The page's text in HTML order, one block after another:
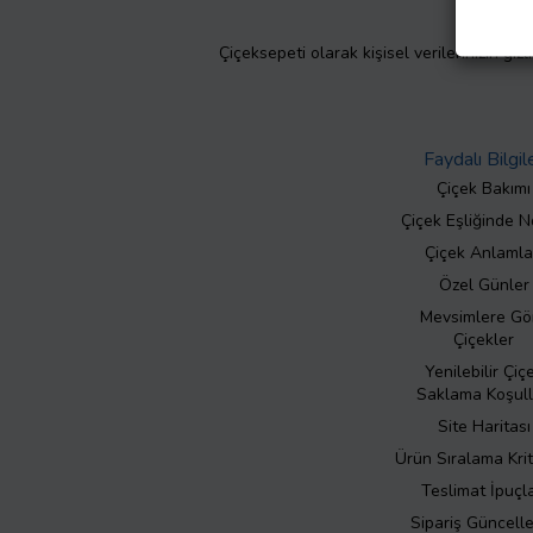
Çiçeksepeti olarak kişisel verilerinizin
Faydalı
Çiçek Bakımı
Çiçek Eşliğinde
Çiçek
Özel Günler
Mevsimlere
Çiçekler
Yenilebilir
Saklama
Site Haritası
Ürün Sıralama
Teslimat
Sipariş